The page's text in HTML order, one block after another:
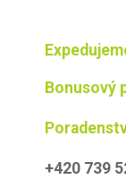
Bonusový
+420 739